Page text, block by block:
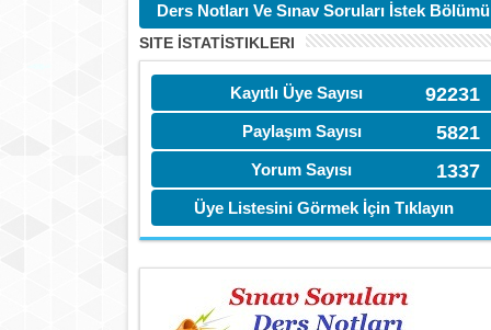
Ders Notları Ve Sınav Soruları İstek Bölümü
SITE İSTATİSTIKLERI
92231
Kayıtlı Üye Sayısı
5821
Paylaşım Sayısı
1337
Yorum Sayısı
Üye Listesini Görmek İçin Tıklayın